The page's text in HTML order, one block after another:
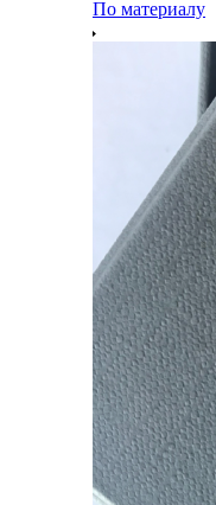
По материалу